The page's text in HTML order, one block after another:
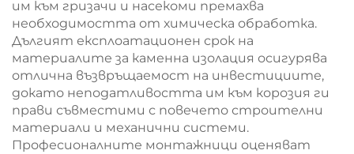
им към гризачи и насекоми премахва
необходимостта от химическа обработка.
Дългият експлоатационен срок на
материалите за каменна изолация осигурява
отлична възвръщаемост на инвестициите,
докато неподатливостта им към корозия ги
прави съвместими с повечето строителни
материали и механични системи.
Професионалните монтажници оценяват